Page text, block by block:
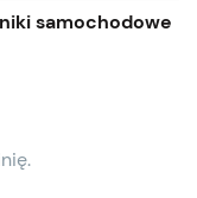
samochodowe